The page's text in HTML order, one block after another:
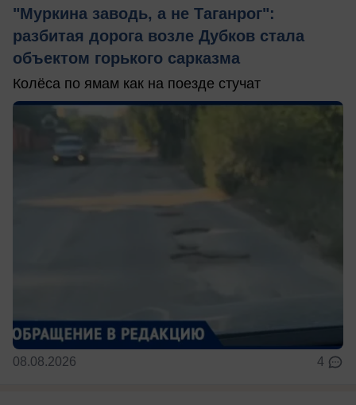
"Муркина заводь, а не Таганрог":
разбитая дорога возле Дубков стала
объектом горького сарказма
Колёса по ямам как на поезде стучат
08.08.2026 4